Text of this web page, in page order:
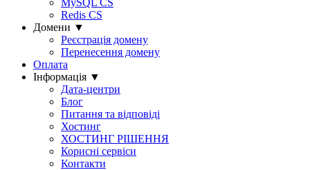
Redis CS
Домени ▼
Реєстрація домену
Перенесення домену
Оплата
Інформація ▼
Дата-центри
Блог
Питання та відповіді
Хостинг
ХОСТИНГ РІШЕННЯ
Корисні сервіси
Контакти